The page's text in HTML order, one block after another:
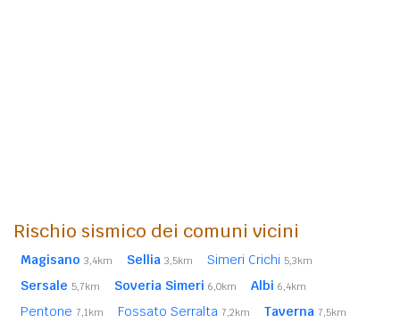
Rischio sismico dei comuni vicini
Magisano 3,4km Sellia 3,5km Simeri Crichi 5,3km
Sersale 5,7km Soveria Simeri 6,0km Albi 6,4km
Pentone 7,1km Fossato Serralta 7,2km Taverna 7,5km